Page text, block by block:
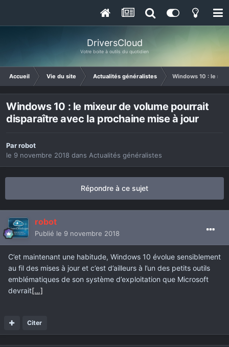
DriversCloud
Votre boite à outils du quotidien
Accueil Vie du site Actualités généralistes Windows 10 : le
Windows 10 : le mixeur de volume pourrait
disparaître avec la prochaine mise à jour
Parrobot
le 9 novembre 2018 dans Actualités généralistes
Répondre à ce sujet
robot
Publié le 9 novembre 2018
C’et maintenant une habitude, Windows 10 évolue sensiblement
au fil des mises à jour et c’est d’ailleurs à l’un des petits outils
emblématiques de son système d’exploitation que Microsoft
devrait[…]
Citer